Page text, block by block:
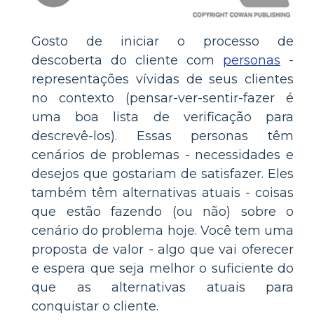
Gosto de iniciar o processo de
descoberta do cliente com personas -
representações vívidas de seus clientes
no contexto (pensar-ver-sentir-fazer é
uma boa lista de verificação para
descrevê-los). Essas personas têm
cenários de problemas - necessidades e
desejos que gostariam de satisfazer. Eles
também têm alternativas atuais - coisas
que estão fazendo (ou não) sobre o
cenário do problema hoje. Você tem uma
proposta de valor - algo que vai oferecer
e espera que seja melhor o suficiente do
que as alternativas atuais para
conquistar o cliente.